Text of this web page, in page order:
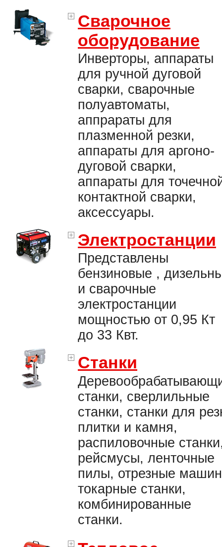
Сварочное
оборудование
Инверторы, аппараты
для ручной дуговой
сварки, сварочные
полуавтоматы,
аппрараты для
плазменной резки,
аппараты для аргоно-
дуговой сварки,
аппараты для
контактной сварки,
аксессуары.
Электростанции
Представлены
бензиновые ,
и сварочные
электростанции
мощностью от 0,95 Кт
до 33 Квт.
Станки
станки, сверлильные
станки, станки для
плитки и камня,
распиловочные
рейсмусы, ленточные
пилы, отрезные
токарные станки,
комбинированные
станки.